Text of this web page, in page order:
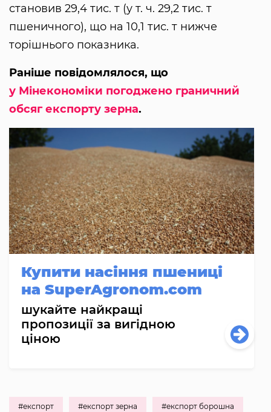
становив 29,4 тис. т (у т. ч. 29,2 тис. т
пшеничного), що на 10,1 тис. т нижче
торішнього показника.
Раніше повідомлялося, що
у Мінекономіки погоджено граничний
обсяг експорту зерна.
Купити насіння пшениці
на SuperAgronom.com
шукайте найкращі
пропозиції за вигідною
ціною
#експорт #експорт зерна #експорт борошна